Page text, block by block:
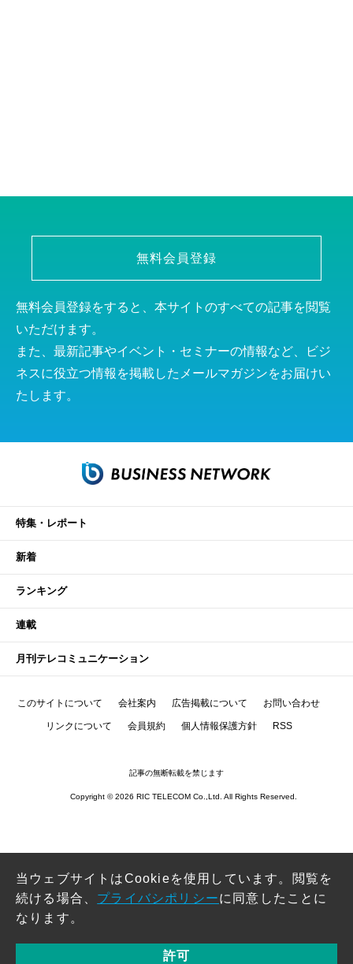
無料会員登録
無料会員登録をすると、本サイトのすべての記事を閲覧
いただけます。
また、最新記事やイベント・セミナーの情報など、ビジ
ネスに役立つ情報を掲載したメールマガジンをお届けい
たします。
特集・レポート
新着
ランキング
連載
月刊テレコミュニケーション
このサイトについて 会社案内 広告掲載について お問い合わせ
リンクについて 会員規約 個人情報保護方針 RSS
記事の無断転載を禁じます
Copyright © 2026 RIC TELECOM Co.,Ltd. All Rights Reserved.
当ウェブサイトはCookieを使用しています。閲覧を
続ける場合、 プライバシポリシーに同意したことに
なります。
許可